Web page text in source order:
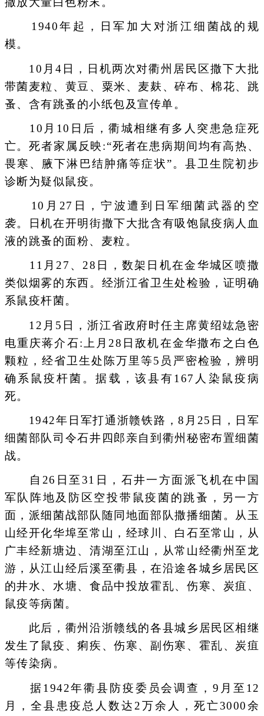
1940年起，日军加大对浙江细菌战的规
模。
10月4日，日机两次对衢州居民区撒下大批
带菌麦粒、黄豆、粟米、麦麸、碎布、棉花、跳
蚤、含有跳蚤的小纸包及宣传单。
10月10日后，衢城相继有多人突患急症死
亡。死者家属反映:“死者在患病期间均有高热、
畏寒、腋下淋巴结肿痛等症状”。县卫生院初步
诊断为疑似鼠疫。
10月27日，宁波遭到日军细菌武器的空
袭。日机在开明街撒下大批含有吸饱鼠疫病人血
液的跳蚤的面粉、麦粒。
11月27、28日，数架日机在金华城区喷撒
类似烟雾的东西。经浙江省卫生处检验，证明确
系鼠疫杆菌。
12月5日，浙江省政府时任主席黄绍竑急密
电重庆蒋介石:上月28日敌机在金华撒布之白色
颗粒，经省卫生处陈万里等5员严密检验，辨明
确系鼠疫杆菌。据载，该县有167人染鼠疫病
死。
1942年日军打通浙赣铁路，8月25日，日军
细菌部队司令石井四郎亲自到衢州秘密布置细菌
战。
自26日至31日，石井一方面派飞机在中国
军队阵地及防区空投带鼠疫菌的跳蚤，另一方
面，派细菌战部队随同地面部队撒播细菌。从玉
山经开化华埠至常山，经球川、白石至常山，从
广丰经新塘边、清湖至江山，从常山经衢州至龙
游，从江山经后溪至衢县，在沿途各城乡居民区
的井水、水塘、食品中投放霍乱、伤寒、炭疽、
鼠疫等病菌。
此后，衢州沿浙赣线的各县城乡居民区相继
发生了鼠疫、痢疾、伤寒、副伤寒、霍乱、炭疽
等传染病。
据1942年衢县防疫委员会调查，9月至12
月，全县患疫总人数达2万余人，死亡3000余